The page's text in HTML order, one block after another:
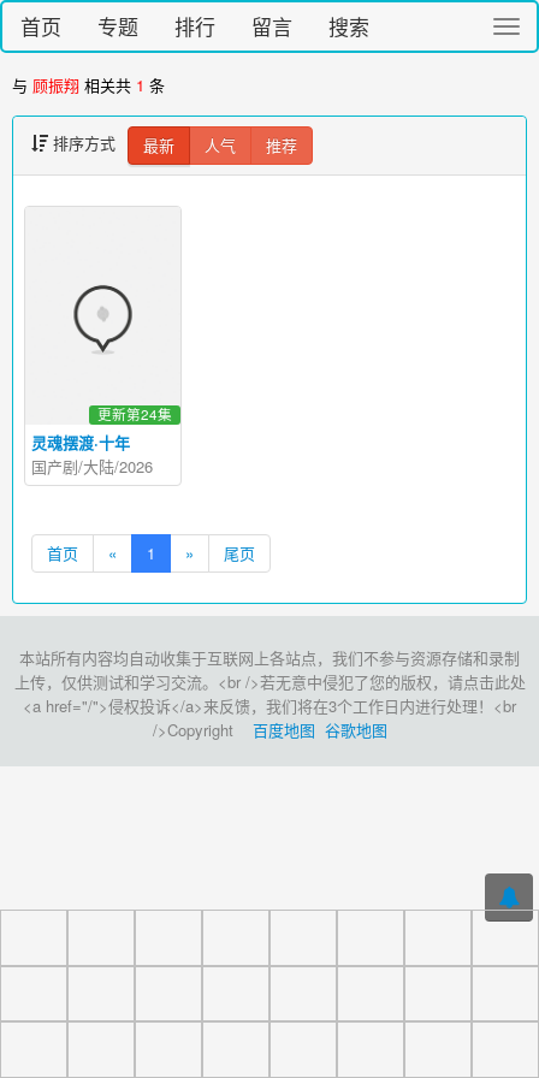
切
换
首页 专题 排行 留言 搜索
与 顾振翔 相关共 1 条
排序方式 最新 人气 推荐
灵魂摆渡·十年
更新第24集
国产剧/大陆/2026
首页 « 1 » 尾页
本站所有内容均自动收集于互联网上各站点，我们不参与资源存储和录制
上传，仅供测试和学习交流。<br />若无意中侵犯了您的版权，请点击此处
<a href="/">侵权投诉</a>来反馈，我们将在3个工作日内进行处理！<br
/>Copyright 百度地图 谷歌地图